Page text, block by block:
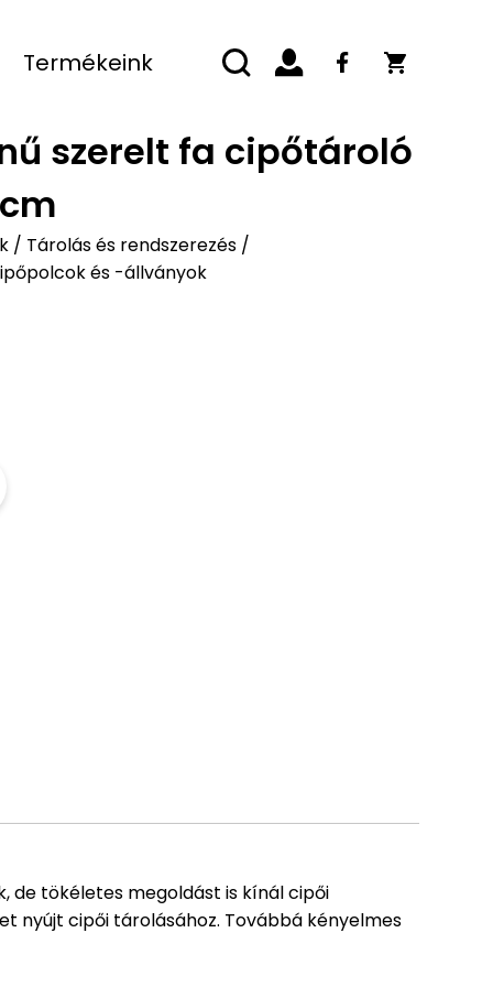
Termékeink
szerelt fa cipőtároló
/ Tárolás és rendszerezés/
és -állványok
de tökéletes megoldást is kínál cipői
nyújt cipői tárolásához. Továbbá kényelmes